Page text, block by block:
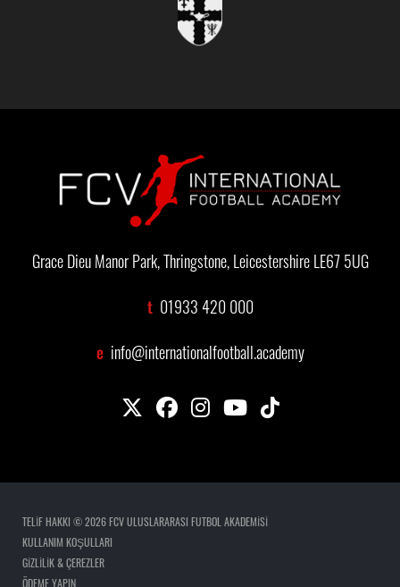
Grace Dieu Manor Park, Thringstone, Leicestershire LE67 5UG
t 01933 420 000
e info@internationalfootball.academy
TELİF HAKKI © 2026 FCV ULUSLARARASI FUTBOL AKADEMİSİ
KULLANIM KOŞULLARI
GİZLİLİK & ÇEREZLER
ÖDEME YAPIN